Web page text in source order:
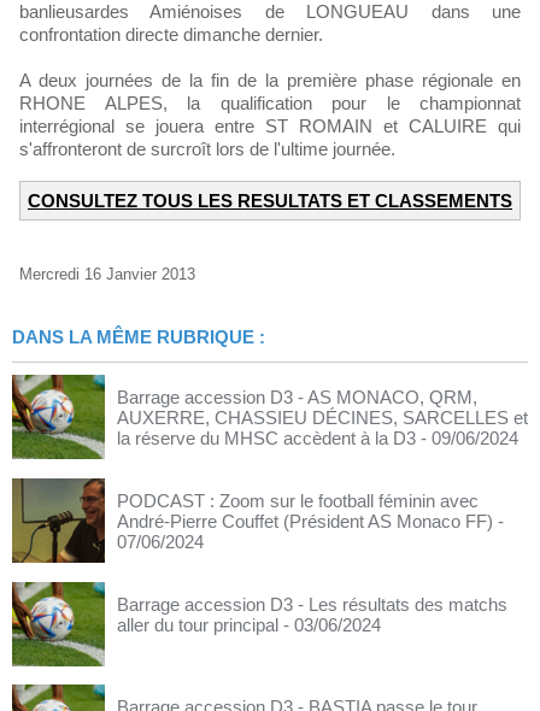
banlieusardes Amiénoises de LONGUEAU dans une
confrontation directe dimanche dernier.
A deux journées de la fin de la première phase régionale en
RHONE ALPES, la qualification pour le championnat
interrégional se jouera entre ST ROMAIN et CALUIRE qui
s'affronteront de surcroît lors de l'ultime journée.
CONSULTEZ TOUS LES RESULTATS ET CLASSEMENTS
Mercredi 16 Janvier 2013
DANS LA MÊME RUBRIQUE :
Barrage accession D3 - AS MONACO, QRM,
AUXERRE, CHASSIEU DÉCINES, SARCELLES et
la réserve du MHSC accèdent à la D3 - 09/06/2024
PODCAST : Zoom sur le football féminin avec
André-Pierre Couffet (Président AS Monaco FF) -
07/06/2024
Barrage accession D3 - Les résultats des matchs
aller du tour principal - 03/06/2024
Barrage accession D3 - BASTIA passe le tour